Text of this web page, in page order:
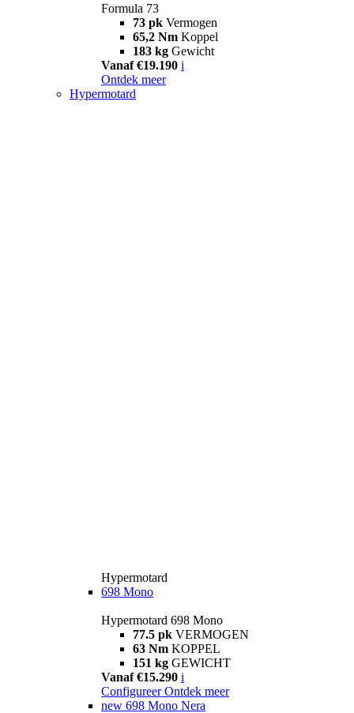
Formula 73
73 pk Vermogen
65,2 Nm Koppel
183 kg Gewicht
Vanaf €19.190 i
Ontdek meer
Hypermotard
Hypermotard
698 Mono
Hypermotard 698 Mono
77.5 pk VERMOGEN
63 Nm KOPPEL
151 kg GEWICHT
Vanaf €15.290 i
Configureer Ontdek meer
new 698 Mono Nera